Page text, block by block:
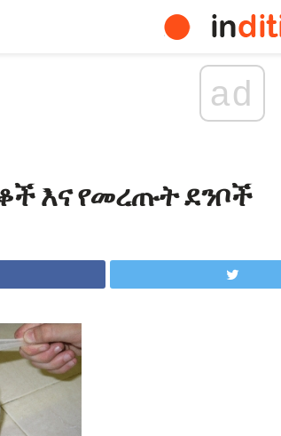
ad
እና የመረጡት ደንቦች